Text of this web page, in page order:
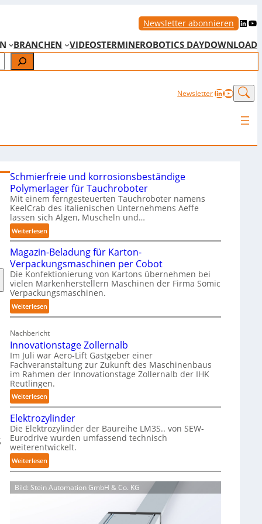
Newsletter abonnieren LinkedIn YouTube
BRANCHEN VIDEOSTERMINEROBOTICS DAYDOWNLOAD
NewsletterLinkedIn
Schmierfreie und korrosionsbeständige
Polymerlager für Tauchroboter
Mit einem ferngesteuerten Tauchroboter namens
KeelCrab des italienischen Unternehmens Aeffe
lassen sich Algen, Muscheln und…
Weiterlesen:
S
c
h
m
i
e
r
f
r
i
e
u
n
d
k
o
r
r
o
s
i
o
n
Magazin-Beladung für Karton-
Verpackungsmaschinen per Cobot
Die Konfektionierung von Kartons übernehmen bei
vielen Markenherstellern Maschinen der Firma Somic
Verpackungsmaschinen.
Weiterlesen:
M
a
z
i
n
-
B
e
l
a
d
u
n
g
f
Nachbericht
Innovationstage Zollernalb
Im Juli war Aero-Lift Gastgeber einer
Fachveranstaltung zur Zukunft des Maschinenbaus
im Rahmen der Innovationstage Zollernalb der IHK
Reutlingen.
Weiterlesen:
I
n
n
o
v
a
t
o
Elektrozylinder
Die Elektrozylinder der Baureihe LM3S.. von SEW-
Eurodrive wurden umfassend technisch
weiterentwickelt.
Weiterlesen:
E
l
e
Bild: Stein Automation GmbH & Co. KG